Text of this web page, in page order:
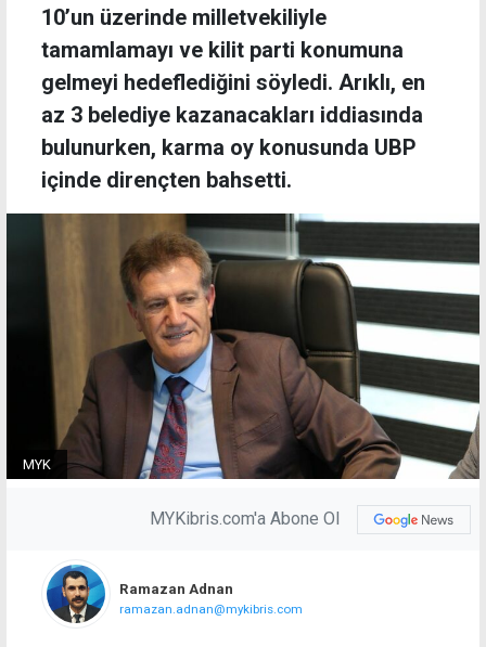
10’un üzerinde milletvekiliyle
tamamlamayı ve kilit parti konumuna
gelmeyi hedeflediğini söyledi. Arıklı, en
az 3 belediye kazanacakları iddiasında
bulunurken, karma oy konusunda UBP
içinde dirençten bahsetti.
MYK
MYKibris.com'a Abone Ol
Ramazan Adnan
ramazan.adnan@mykibris.com